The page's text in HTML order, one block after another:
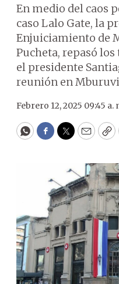
En medio del caos
caso Lalo Gate, la
Enjuiciamiento de
Pucheta, repasó
el presidente
reunión en
Febrero 12, 2025 09:45 a.
WhatsApp
Facebook
Twitter
Email